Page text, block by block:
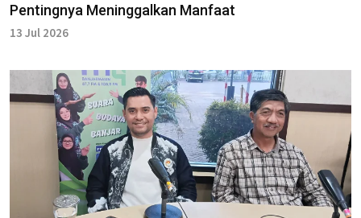
Pentingnya Meninggalkan Manfaat
13 Jul 2026